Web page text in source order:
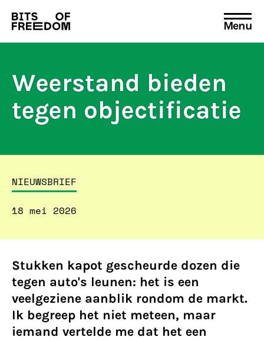
Search
for:
Menu
Weerstand bieden
tegen objectificatie
NIEUWSBRIEF
18 mei 2026
Stukken kapot gescheurde dozen die
tegen auto's leunen: het is een
veelgeziene aanblik rondom de markt.
Ik begreep het niet meteen, maar
iemand vertelde me dat het een